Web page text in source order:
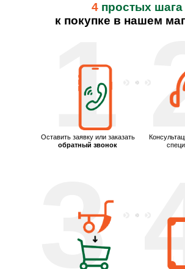
1
3
Оставить заявку или заказать
обратный звонок
4 простых шага
к покупке в нашем